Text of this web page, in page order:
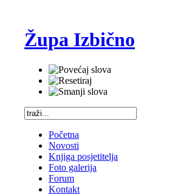
Župa Izbično
Početna
Novosti
Knjiga posjetitelja
Foto galerija
Forum
Kontakt